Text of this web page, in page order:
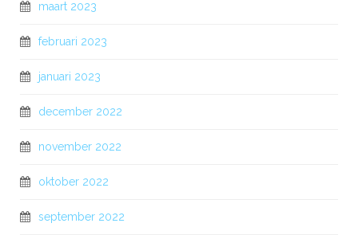
maart 2023
februari 2023
januari 2023
december 2022
november 2022
oktober 2022
september 2022